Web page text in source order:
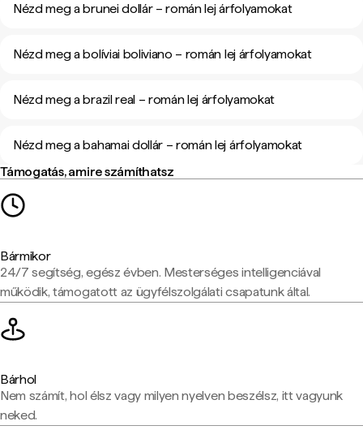
Nézd meg a brunei dollár – román lej árfolyamokat
Nézd meg a bolíviai boliviano – román lej árfolyamokat
Nézd meg a brazil real – román lej árfolyamokat
Nézd meg a bahamai dollár – román lej árfolyamokat
Támogatás, amire számíthatsz
Bármikor
24/7 segítség, egész évben. Mesterséges intelligenciával
működik, támogatott az ügyfélszolgálati csapatunk által.
Bárhol
Nem számít, hol élsz vagy milyen nyelven beszélsz, itt vagyunk
neked.